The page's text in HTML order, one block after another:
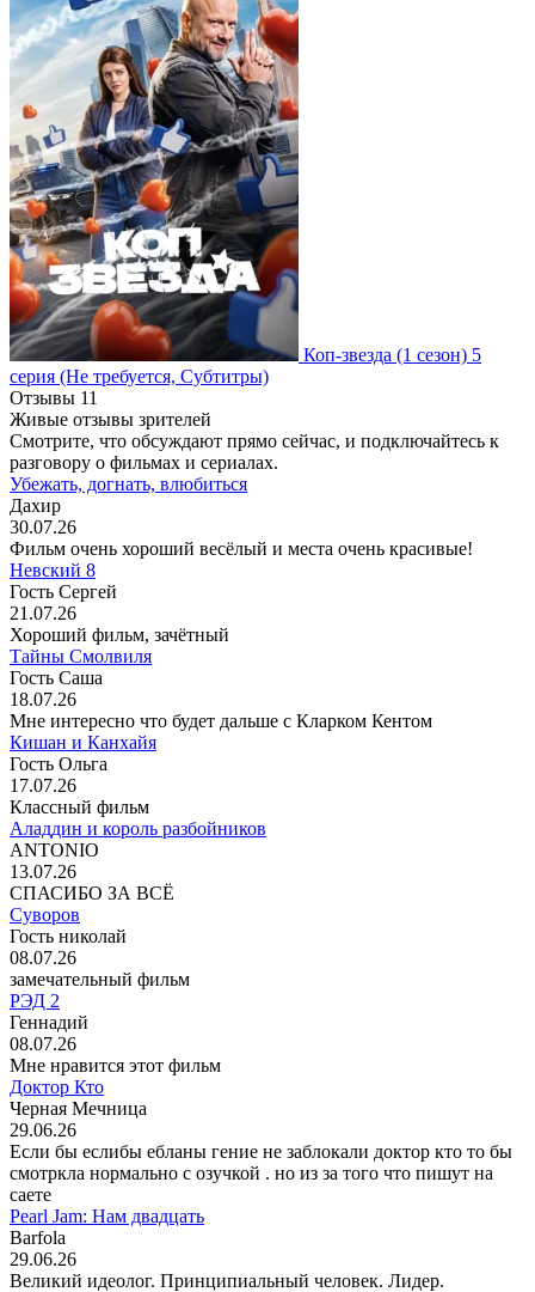
Коп-звезда (1 сезон) 5
серия (Не требуется, Субтитры)
Отзывы 11
Живые отзывы зрителей
Смотрите, что обсуждают прямо сейчас, и подключайтесь к
разговору о фильмах и сериалах.
Убежать, догнать, влюбиться
Дахир
30.07.26
Фильм очень хороший весёлый и места очень красивые!
Невский 8
Гость Сергей
21.07.26
Хороший фильм, зачётный
Тайны Смолвиля
Гость Саша
18.07.26
Мне интересно что будет дальше с Кларком Кентом
Кишан и Канхайя
Гость Ольга
17.07.26
Классный фильм
Аладдин и король разбойников
ANTONIO
13.07.26
СПАСИБО ЗА ВСЁ
Суворов
Гость николай
08.07.26
замечательный фильм
РЭД 2
Геннадий
08.07.26
Мне нравится этот фильм
Доктор Кто
Черная Мечница
29.06.26
Если бы еслибы ебланы гение не заблокали доктор кто то бы
смотркла нормально с озучкой . но из за того что пишут на
саете
Pearl Jam: Нам двадцать
Barfola
29.06.26
Великий идеолог. Принципиальный человек. Лидер.